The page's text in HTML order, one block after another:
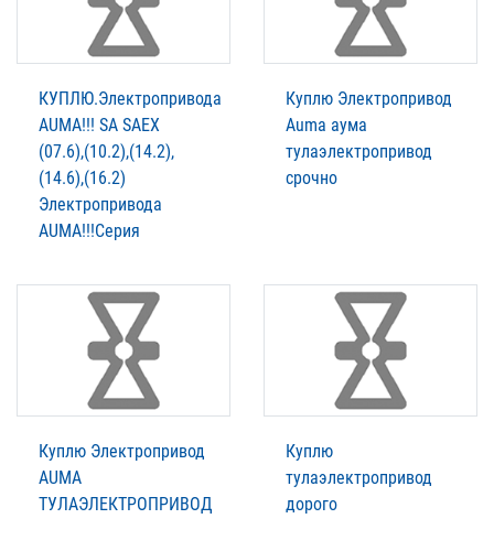
КУПЛЮ.Электропривода
AUMА!!! SA SAEX
(07.6),(10.2),(14.2),
(14.6),(16.2)
Электропривода
AUMА!!!Серия
Куплю Электропривод
Auma аума
тулаэлектропривод
срочно
Куплю Электропривод
AUMA
ТУЛАЭЛЕКТРОПРИВОД
Куплю
тулаэлектропривод
дорого